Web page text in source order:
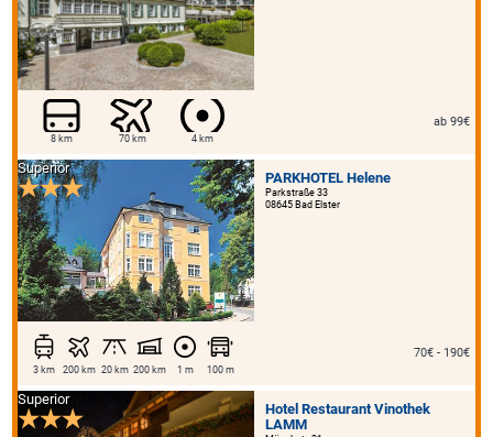
8 km 70 km 4 km
ab 99€
PARKHOTEL Helene
Parkstraße 33
08645 Bad Elster
Superior
3 km 200 km 20 km 200 km 1 m 100 m
70€ - 190€
Hotel Restaurant Vinothek
LAMM
Superior